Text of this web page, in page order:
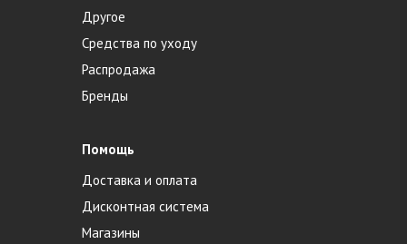
Другое
Средства по уходу
Распродажа
Бренды
Помощь
Доставка и оплата
Дисконтная система
Магазины